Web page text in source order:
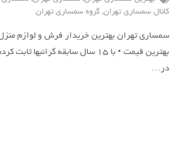
کانال سمساری تهران, گروه سمساری تهران
سمساری تهران بهترین خریدار فرش و لوازم
بهترین قیمت • با ۱۵ سال سابقه
در…